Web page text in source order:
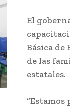
El
Básica
de las
estatales.